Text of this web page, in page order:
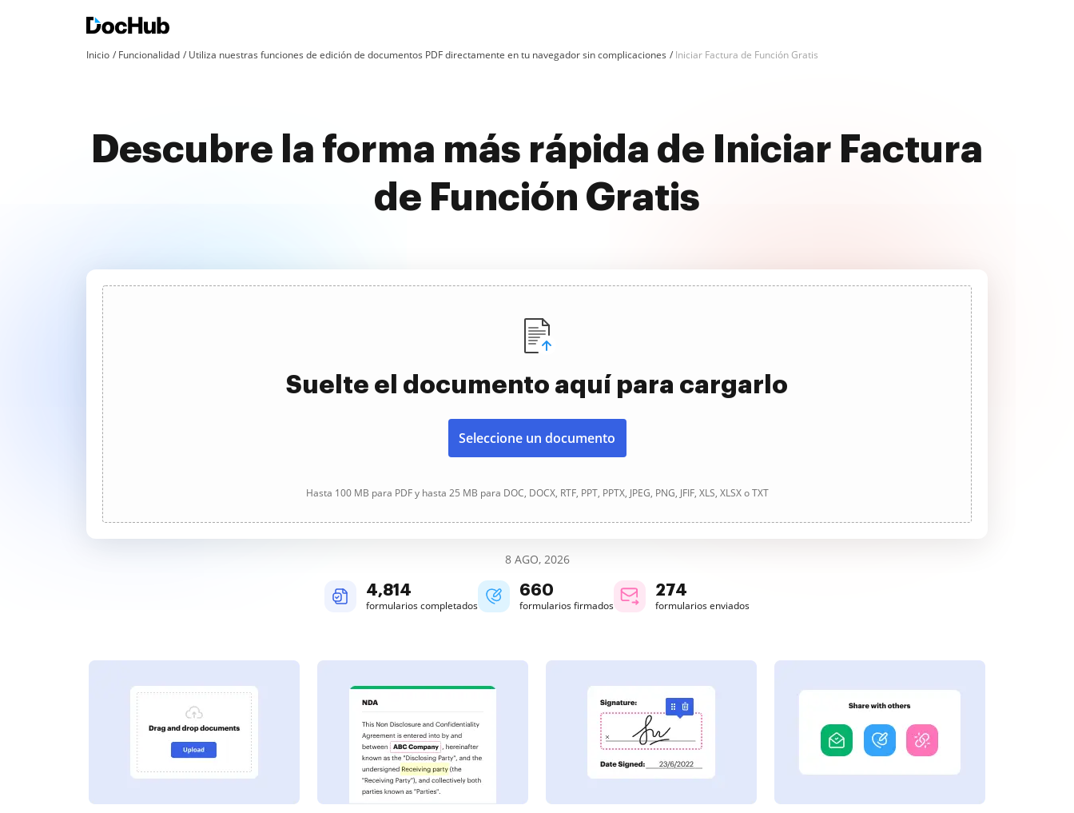
Inicio Funcionalidad Utiliza nuestras funciones de edición de documentos PDF directamente en tu navegador sin complicaciones Iniciar Factura de Función Gratis
Descubre la forma más rápida de Iniciar Factura
de Función Gratis
Suelte el documento aquí para cargarlo
Seleccione un documento
Hasta 100 MB para PDF y hasta 25 MB para DOC, DOCX, RTF, PPT, PPTX, JPEG, PNG, JFIF, XLS, XLSX o TXT
8 AGO, 2026
4,814
formularios completados
660
formularios firmados
274
formularios enviados